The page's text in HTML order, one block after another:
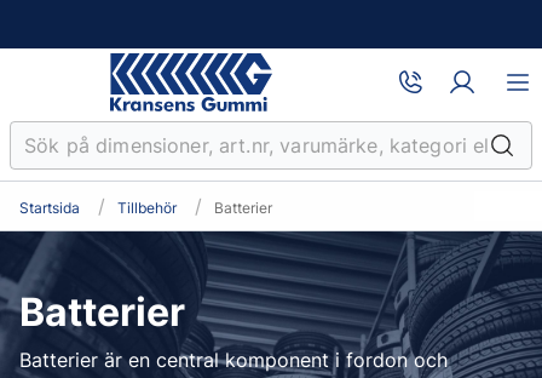
Startsida Tillbehör Batterier
Batterier
Batterier är en central komponent i fordon och